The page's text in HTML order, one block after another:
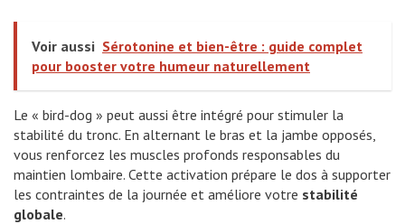
Voir aussi Sérotonine et bien-être : guide complet
pour booster votre humeur naturellement
Le « bird-dog » peut aussi être intégré pour stimuler la
stabilité du tronc. En alternant le bras et la jambe opposés,
vous renforcez les muscles profonds responsables du
maintien lombaire. Cette activation prépare le dos à supporter
les contraintes de la journée et améliore votre stabilité
globale.